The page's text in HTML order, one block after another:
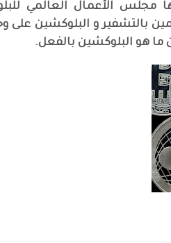
الأعمال العالمي
بالتشفير و البلوكشين